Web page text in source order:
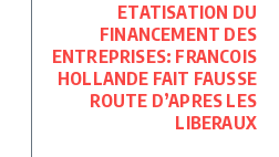
ETATISATION DU
FINANCEMENT DES
ENTREPRISES: FRANCOIS
HOLLANDE FAIT FAUSSE
ROUTE D’APRES LES
LIBERAUX